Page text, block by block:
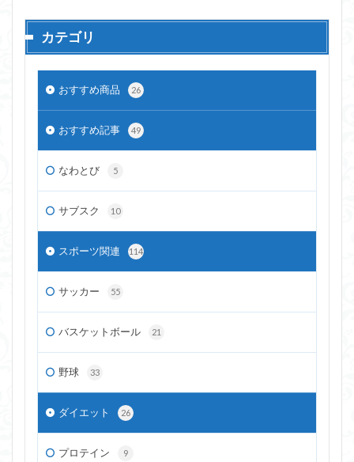
カテゴリ
おすすめ商品 26
おすすめ記事 49
なわとび 5
サブスク 10
スポーツ関連 114
サッカー 55
バスケットボール 21
野球 33
ダイエット 26
プロテイン 9